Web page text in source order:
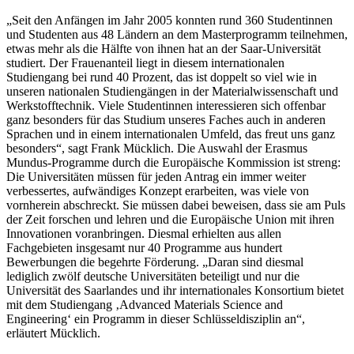
„Seit den Anfängen im Jahr 2005 konnten rund 360 Studentinnen
und Studenten aus 48 Ländern an dem Masterprogramm teilnehmen,
etwas mehr als die Hälfte von ihnen hat an der Saar-Universität
studiert. Der Frauenanteil liegt in diesem internationalen
Studiengang bei rund 40 Prozent, das ist doppelt so viel wie in
unseren nationalen Studiengängen in der Materialwissenschaft und
Werkstofftechnik. Viele Studentinnen interessieren sich offenbar
ganz besonders für das Studium unseres Faches auch in anderen
Sprachen und in einem internationalen Umfeld, das freut uns ganz
besonders“, sagt Frank Mücklich. Die Auswahl der Erasmus
Mundus-Programme durch die Europäische Kommission ist streng:
Die Universitäten müssen für jeden Antrag ein immer weiter
verbessertes, aufwändiges Konzept erarbeiten, was viele von
vornherein abschreckt. Sie müssen dabei beweisen, dass sie am Puls
der Zeit forschen und lehren und die Europäische Union mit ihren
Innovationen voranbringen. Diesmal erhielten aus allen
Fachgebieten insgesamt nur 40 Programme aus hundert
Bewerbungen die begehrte Förderung. „Daran sind diesmal
lediglich zwölf deutsche Universitäten beteiligt und nur die
Universität des Saarlandes und ihr internationales Konsortium bietet
mit dem Studiengang ‚Advanced Materials Science and
Engineering‘ ein Programm in dieser Schlüsseldisziplin an“,
erläutert Mücklich.